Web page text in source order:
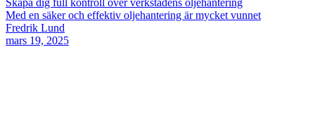
Skapa dig full kontroll över verkstadens oljehantering
Med en säker och effektiv oljehantering är mycket vunnet
Fredrik Lund
mars 19, 2025